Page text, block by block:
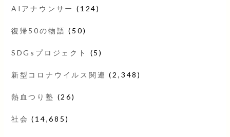
AIアナウンサー (124)
復帰50の物語 (50)
SDGsプロジェクト (5)
新型コロナウイルス関連 (2,348)
熱血つり塾 (26)
社会 (14,685)